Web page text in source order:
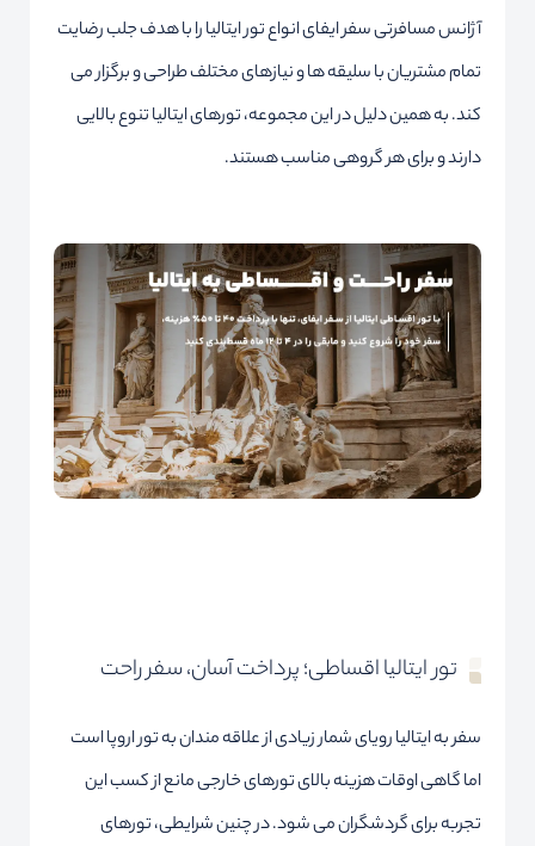
آژانس مسافرتی سفر ایفای انواع تور ایتالیا را با هدف جلب رضایت
تمام مشتریان با سلیقه ها و نیازهای مختلف طراحی و برگزار می
کند. به همین دلیل در این مجموعه، تورهای ایتالیا تنوع بالایی
دارند و برای هر گروهی مناسب هستند.
تور ایتالیا اقساطی؛ پرداخت آسان، سفر راحت
سفر به ایتالیا رویای شمار زیادی از علاقه مندان به تور اروپا است
اما گاهی اوقات هزینه بالای تورهای خارجی مانع از کسب این
تجربه برای گردشگران می شود. در چنین شرایطی، تورهای